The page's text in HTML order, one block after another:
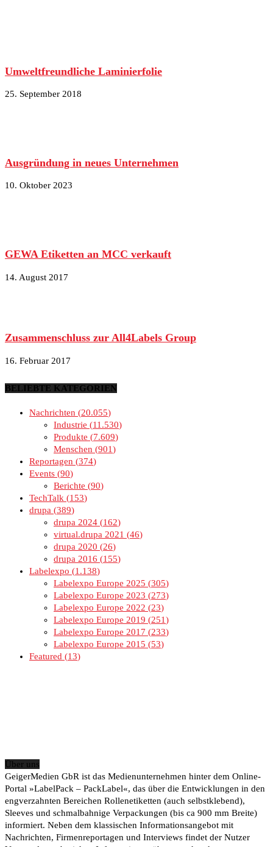
Umweltfreundliche Laminierfolie
25. September 2018
Ausgründung in neues Unternehmen
10. Oktober 2023
GEWA Etiketten an MCC verkauft
14. August 2017
Zusammenschluss zur All4Labels Group
16. Februar 2017
BELIEBTE KATEGORIEN
Nachrichten
20.055
Industrie
11.530
Produkte
7.609
Menschen
901
Reportagen
374
Events 90
Berichte
90
TechTalk
153
drupa
389
drupa 2024
162
virtual.drupa 2021
46
drupa 2020
26
drupa 2016
155
Labelexpo
1.138
Labelexpo Europe 2025
305
Labelexpo Europe 2023
273
Labelexpo Europe 2022
23
Labelexpo Europe 2019
251
Labelexpo Europe 2017
233
Labelexpo Europe 2015
53
Featured
13
Über uns
GeigerMedien GbR ist das Medienunternehmen hinter dem Online-
Portal »LabelPack – PackLabel«, das über die Entwicklungen in den
engverzahnten Bereichen Rollenetiketten (auch selbstklebend),
Sleeves und schmalbahnige Verpackungen (bis ca 900 mm Breite)
informiert. Neben dem klassischen Informationsangebot mit
Nachrichten, Firmenreportagen und Interviews findet der Nutzer